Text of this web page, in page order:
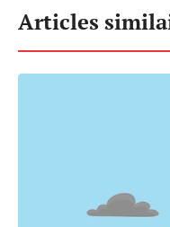
Articles